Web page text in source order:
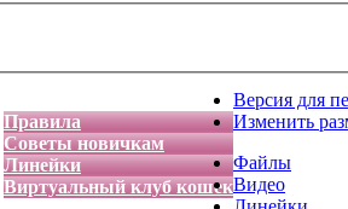
Правила
Советы новичкам
Линейки
Виртуальный клуб кошек
Версия для
Изменить
Файлы
Видео